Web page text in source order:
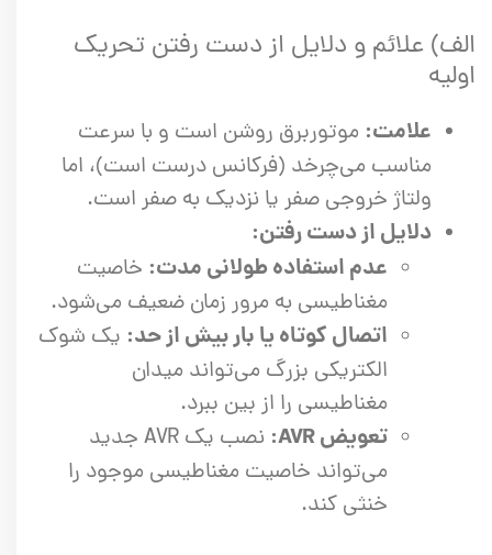
الف) علائم و دلایل از دست رفتن تحریک
اولیه
علامت: موتوربرق روشن است و با سرعت
مناسب می‌چرخد (فرکانس درست است)، اما
ولتاژ خروجی صفر یا نزدیک به صفر است.
دلایل از دست رفتن:
عدم استفاده طولانی مدت: خاصیت
مغناطیسی به مرور زمان ضعیف می‌شود.
اتصال کوتاه یا بار بیش از حد: یک شوک
الکتریکی بزرگ می‌تواند میدان
مغناطیسی را از بین ببرد.
تعویض AVR:
نصب یک AVR جدید
می‌تواند خاصیت مغناطیسی موجود را
خنثی کند.